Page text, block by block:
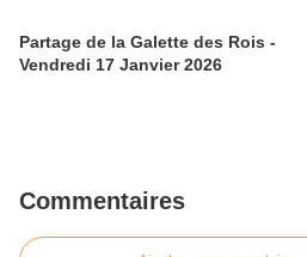
Partage de la Galette des Rois -
Vendredi 17 Janvier 2026
Commentaires